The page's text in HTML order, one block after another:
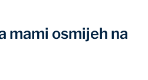
mami osmijeh na